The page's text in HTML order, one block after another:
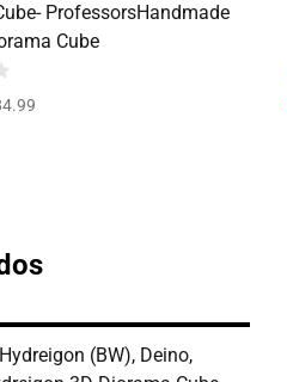
ProfessorsHandmade
Cube
(BW), Deino,